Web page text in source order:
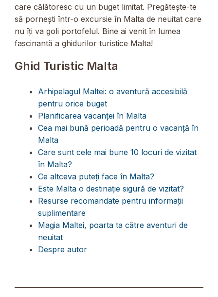
care călătoresc cu un buget limitat. Pregătește-te
să pornești într-o excursie în Malta de neuitat care
nu îți va goli portofelul. Bine ai venit în lumea
fascinantă a ghidurilor turistice Malta!
Ghid Turistic Malta
Arhipelagul Maltei: o aventură accesibilă
pentru orice buget
Planificarea vacanței în Malta
Cea mai bună perioadă pentru o vacanță în
Malta
Care sunt cele mai bune 10 locuri de vizitat
în Malta?
Ce altceva puteți face în Malta?
Este Malta o destinație sigură de vizitat?
Resurse recomandate pentru informații
suplimentare
Magia Maltei, poarta ta către aventuri de
neuitat
Despre autor